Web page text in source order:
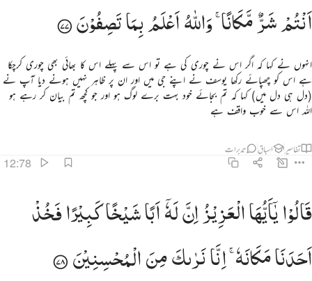
اَنْتُمْشَرٌّمَّكَانًا ۚ وَاللّٰهُاَعْلَمُبِمَاتَصِفُوْنَ
انہوں نے کہا کہ اگر اس نے چوری کی ہے تو اس سے پہلے اس کا بھائی بھی چوری کرچکا
ہے اس کو چھپائے رکھا یوسف نے اپنے جی میں اور ان پر ظاہر نہیں ہونے دیا آپ نے
(دل ہی دل میں) کہا کہ تم بجائے خود بہت برے لوگ ہو اور جو کچھ تم بیان کر رہے ہو
اللہ اس سے خوب واقف ہے
تفاسیر اسباق تدبرات
12:78
قالوا يا ايها العزيز ان له ابا شيخا كبيرا فخذ احدنا مكانه انا نراك من المحسنين ٧٨
قَالُوا۟ يَـٰٓأَيُّهَا ٱلْعَزِيزُ إِنَّ لَهُۥٓ أَبًۭا شَيْخًۭا كَبِيرًۭا فَخُذْ أَحَدَنَا مَكَانَهُۥٓ ۖ إِنَّا نَرَىٰكَ مِنَ ٱلْمُحْسِنِينَ ٧٨
قَالُوْایٰۤاَیُّهَاالْعَزِیْزُاِنَّلَهٗۤاَبًاشَیْخًاكَبِیْرًافَخُذْ
اَحَدَنَامَكَانَهٗ ۚ اِنَّانَرٰىكَمِنَالْمُحْسِنِیْنَ